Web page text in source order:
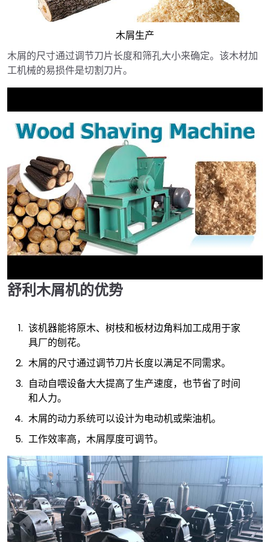
木屑生产
木屑的尺寸通过调节刀片长度和筛孔大小来确定。该木材加
工机械的易损件是切割刀片。
►
舒利木屑机的优势
该机器能将原木、树枝和板材边角料加工成用于家
具厂的刨花。
木屑的尺寸通过调节刀片长度以满足不同需求。
自动自喂设备大大提高了生产速度，也节省了时间
和人力。
木屑的动力系统可以设计为电动机或柴油机。
工作效率高，木屑厚度可调节。